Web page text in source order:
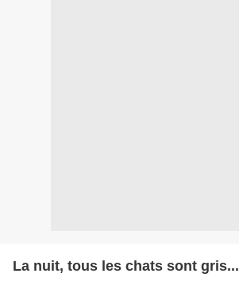
La nuit, tous les chats sont gris...